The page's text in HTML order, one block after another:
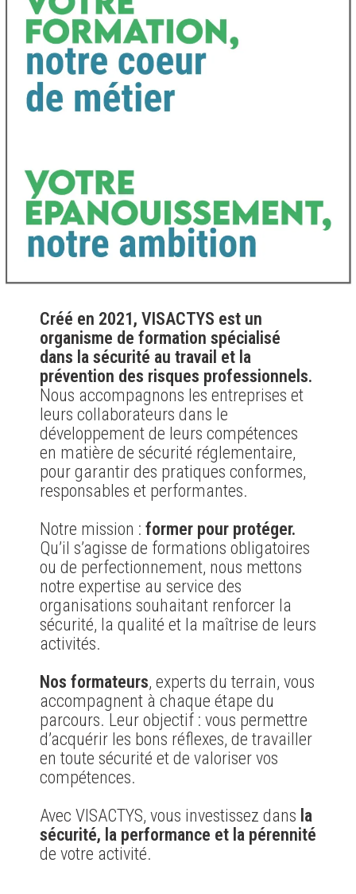
Créé en 2021, VISACTYS est un
organisme de formation spécialisé
dans la sécurité au travail et la
prévention des risques professionnels.
Nous accompagnons les entreprises et
leurs collaborateurs dans le
développement de leurs compétences
en matière de sécurité réglementaire,
pour garantir des pratiques conformes,
responsables et performantes.
Notre mission : former pour protéger.
Qu’il s’agisse de formations obligatoires
ou de perfectionnement, nous mettons
notre expertise au service des
organisations souhaitant renforcer la
sécurité, la qualité et la maîtrise de leurs
activités.
Nos formateurs, experts du terrain, vous
accompagnent à chaque étape du
parcours. Leur objectif : vous permettre
d’acquérir les bons réflexes, de travailler
en toute sécurité et de valoriser vos
compétences.
Avec VISACTYS, vous investissez dans la
sécurité, la performance et la pérennité
de votre activité.